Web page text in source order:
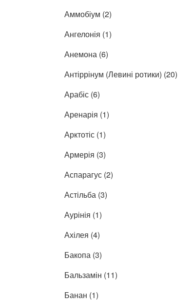
Аммобіум (2)
Ангелонія (1)
Анемона (6)
Антіррінум (Левині ротики) (20)
Арабіс (6)
Аренарія (1)
Арктотіс (1)
Армерія (3)
Аспарагус (2)
Астільба (3)
Аурінія (1)
Ахілея (4)
Бакопа (3)
Бальзамін (11)
Банан (1)